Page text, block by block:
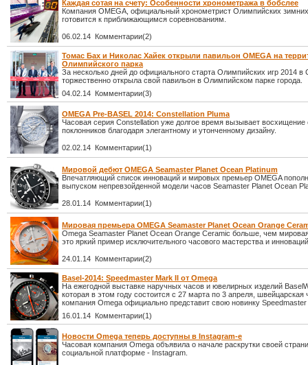
Каждая сотая на счету: Особенности хронометража в бобслее
Компания OMEGA, официальный хронометрист Олимпийских
готовится к приближающимся соревнованиям.
06.02.14 Комментарии(2)
Томас Бах и Николас Хайек открыли павильон OMEGA на
Олимпийского парка
За несколько дней до официального старта Олимпийских игр 2014 в
торжественно открыла свой павильон в Олимпийском парке города.
04.02.14 Комментарии(3)
OMEGA Pre-BASEL 2014: Constellation Pluma
Часовая серия Constellation уже долгое время вызывает восхищение
поклонников благодаря элегантному и утонченному дизайну.
02.02.14 Комментарии(1)
Мировой дебют OMEGA Seamaster Planet Ocean Platinum
Впечатляющий список инноваций и мировых премьер OMEGA
выпуском непревзойденной модели часов Seamaster Planet Ocean
28.01.14 Комментарии(1)
Мировая премьера OMEGA Seamaster Planet Ocean Orange
Omega Seamaster Planet Ocean Orange Ceramic больше, чем
это яркий пример исключительного часового мастерства и
24.01.14 Комментарии(2)
Basel-2014: Speedmaster Mark II от Omega
На ежегодной выставке наручных часов и ювелирных изделий
которая в этом году состоится с 27 марта по 3 апреля, швейцарская
компания Omega официально представит свою новинку
16.01.14 Комментарии(1)
Новости Omega теперь доступны в Instagram-е
Часовая компания Omega объявила о начале раскрутки своей
социальной платформе - Instagram.